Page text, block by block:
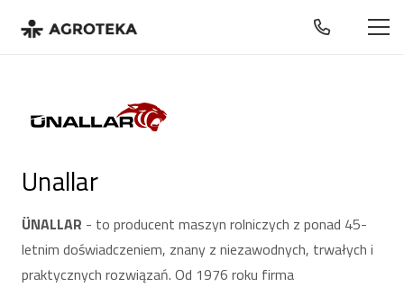
Unallar
ÜNALLAR - to producent maszyn rolniczych z ponad 45-
letnim doświadczeniem, znany z niezawodnych, trwałych i
praktycznych rozwiązań. Od 1976 roku firma